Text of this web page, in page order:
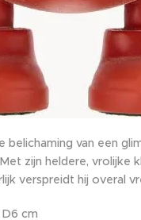
belichaming van een
zijn heldere, vrolijke
verspreidt hij overal
cm